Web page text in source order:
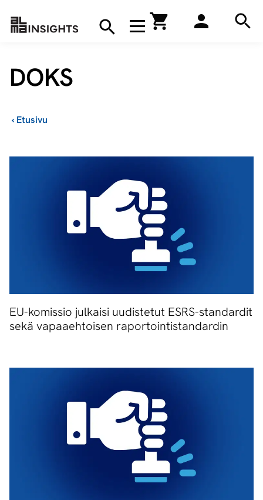
Avaa navigaatio
Hae
DOKS
Etusivu
›
EU-komissio julkaisi uudistetut ESRS-standardit
sekä vapaaehtoisen raportointistandardin